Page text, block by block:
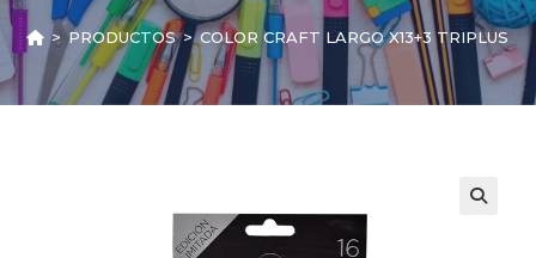
> PRODUCTOS > COLOR CRAFT LARGO X13+3 TRIPLUS